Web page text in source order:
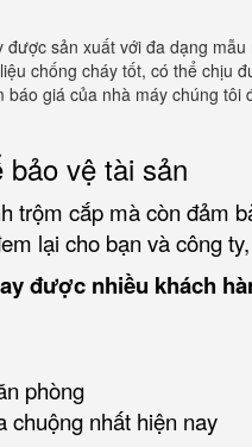
sản xuất với đa dạng
chống cháy tốt, có thể chịu
giá của nhà máy chúng
vệ tài sản
trộm cắp mà còn đảm
lại cho bạn và công
được nhiều khách
phòng
chuộng nhất hiện nay